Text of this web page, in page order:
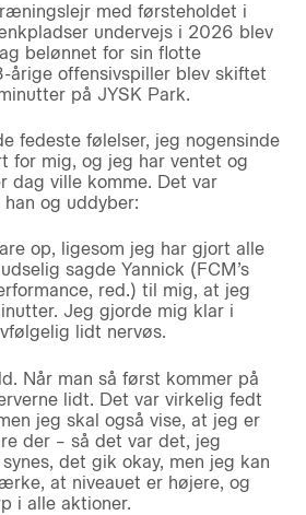
med førsteholdet i
undervejs i 2026 blev
belønnet for sin flotte
årige offensivspiller blev skiftet
på JYSK Park.
fedeste følelser, jeg nogensinde
for mig, og jeg har ventet og
dag ville komme. Det var
og uddyber:
op, ligesom jeg har gjort alle
sagde Yannick (FCM’s
red.) til mig, at jeg
Jeg gjorde mig klar i
lidt nervøs.
Når man så først kommer på
lidt. Det var virkelig fedt
jeg skal også vise, at jeg er
der – så det var det, jeg
det gik okay, men jeg kan
at niveauet er højere, og
i alle aktioner.